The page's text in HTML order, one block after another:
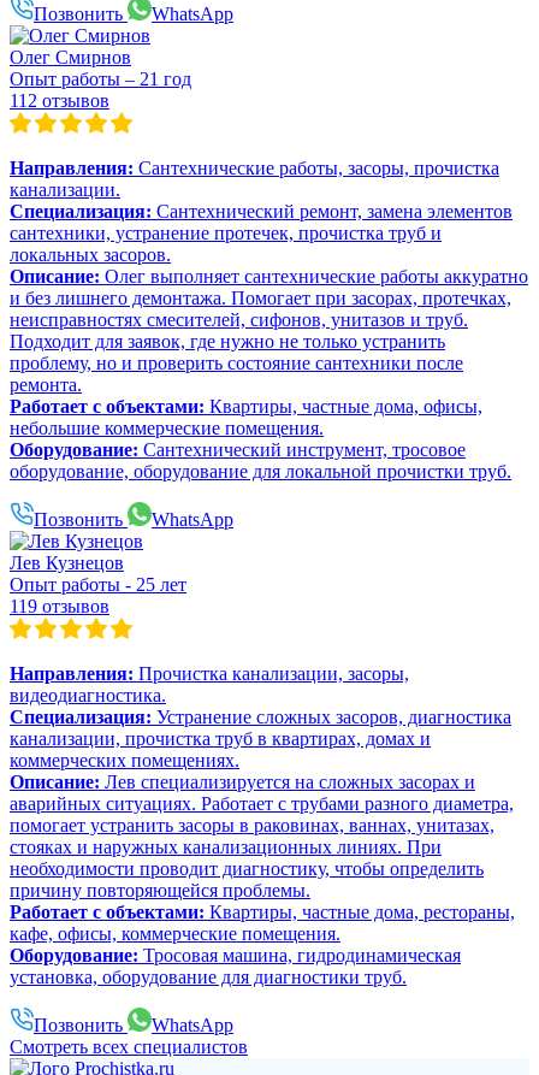
Позвонить WhatsApp
Олег Смирнов
Опыт работы – 21 год
112 отзывов
Направления: Сантехнические работы, засоры, прочистка
канализации.
Специализация: Сантехнический ремонт, замена элементов
сантехники, устранение протечек, прочистка труб и
локальных засоров.
Описание: Олег выполняет сантехнические работы аккуратно
и без лишнего демонтажа. Помогает при засорах, протечках,
неисправностях смесителей, сифонов, унитазов и труб.
Подходит для заявок, где нужно не только устранить
проблему, но и проверить состояние сантехники после
ремонта.
Работает с объектами: Квартиры, частные дома, офисы,
небольшие коммерческие помещения.
Оборудование: Сантехнический инструмент, тросовое
оборудование, оборудование для локальной прочистки труб.
Позвонить WhatsApp
Лев Кузнецов
Опыт работы - 25 лет
119 отзывов
Направления: Прочистка канализации, засоры,
видеодиагностика.
Специализация: Устранение сложных засоров, диагностика
канализации, прочистка труб в квартирах, домах и
коммерческих помещениях.
Описание: Лев специализируется на сложных засорах и
аварийных ситуациях. Работает с трубами разного диаметра,
помогает устранить засоры в раковинах, ваннах, унитазах,
стояках и наружных канализационных линиях. При
необходимости проводит диагностику, чтобы определить
причину повторяющейся проблемы.
Работает с объектами: Квартиры, частные дома, рестораны,
кафе, офисы, коммерческие помещения.
Оборудование: Тросовая машина, гидродинамическая
установка, оборудование для диагностики труб.
Позвонить
WhatsApp
Смотреть всех специалистов